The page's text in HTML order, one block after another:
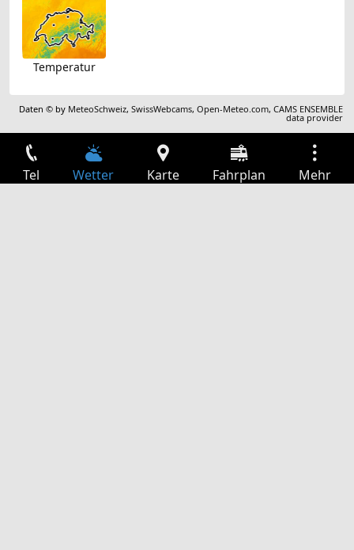
Temperatur
Daten © by MeteoSchweiz,SwissWebcams,Open-Meteo.com,CAMS ENSEMBLE
data provider
Tel Wetter Karte Fahrplan Mehr